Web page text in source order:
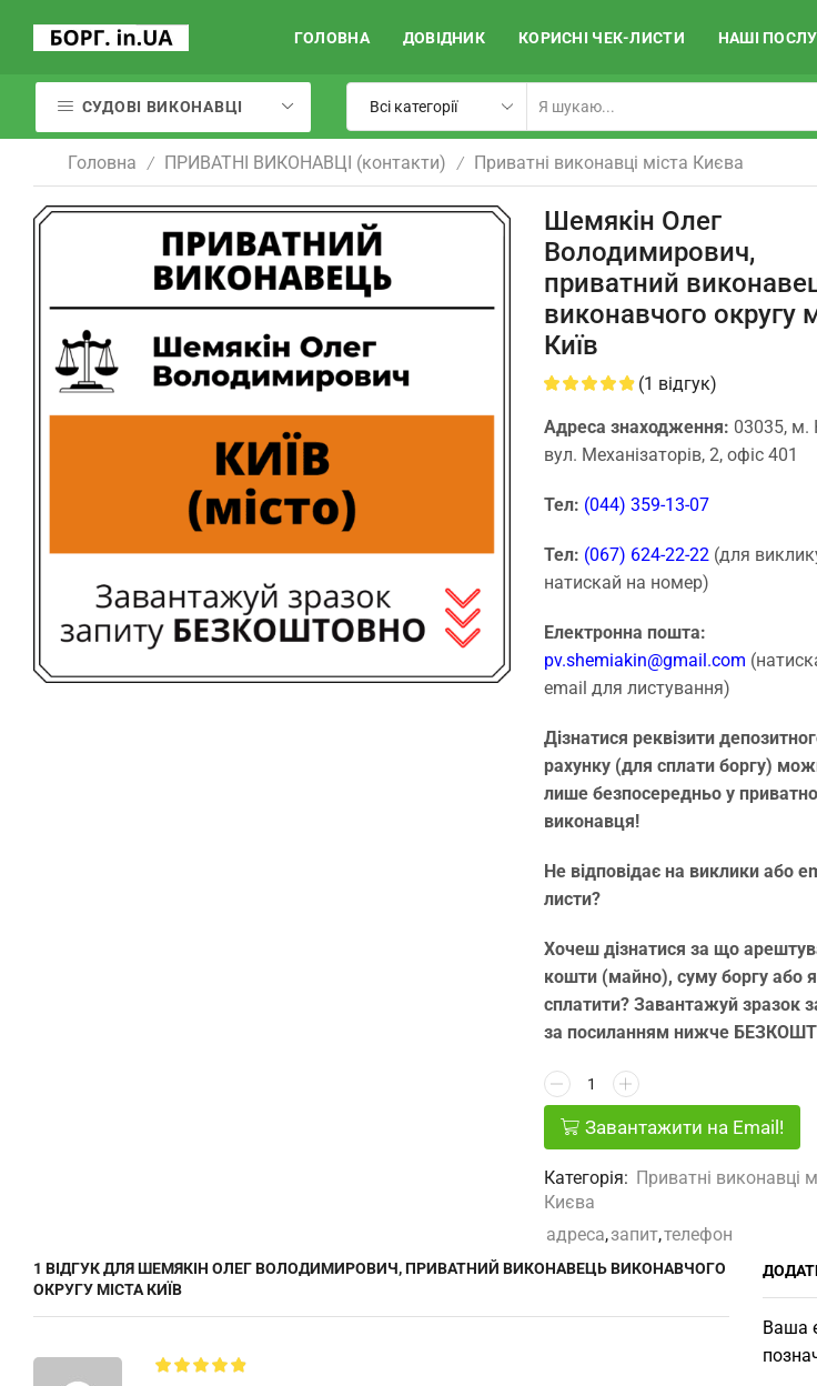
ГОЛОВНА ДОВІДНИК КОРИСНІ ЧЕК-ЛИСТИ НАШІ
СУДОВІ ВИКОНАВЦІ
Головна / ПРИВАТНІ ВИКОНАВЦІ (контакти) / Приватні виконавці міста Києва
Шемякін Олег
Володимирович,
приватний
виконавчого округу
Київ
(1 відгук)
Адреса знаходження: 03035, м.
вул. Механізаторів, 2, офіс 401
Тел: (044) 359-13-07
Тел: (067) 624-22-22 (для
натискай на номер)
Електронна пошта:
pv.shemiakin@gmail.com
email для листування)
Дізнатися реквізити
рахунку (для сплати боргу)
лише безпосередньо у
виконавця!
Не відповідає на виклики або
листи?
Хочеш дізнатися за що
кошти (майно), суму боргу або
сплатити? Завантажуй зразок
за посиланням нижче
Завантажити на Email!
Категорія: Приватні виконавці
Києва
адреса,запит,телефон
1 ВІДГУК ДЛЯШЕМЯКІН ОЛЕГ ВОЛОДИМИРОВИЧ, ПРИВАТНИЙ ВИКОНАВЕЦЬ ВИКОНАВЧОГО
ОКРУГУ МІСТА КИЇВ
Ваша